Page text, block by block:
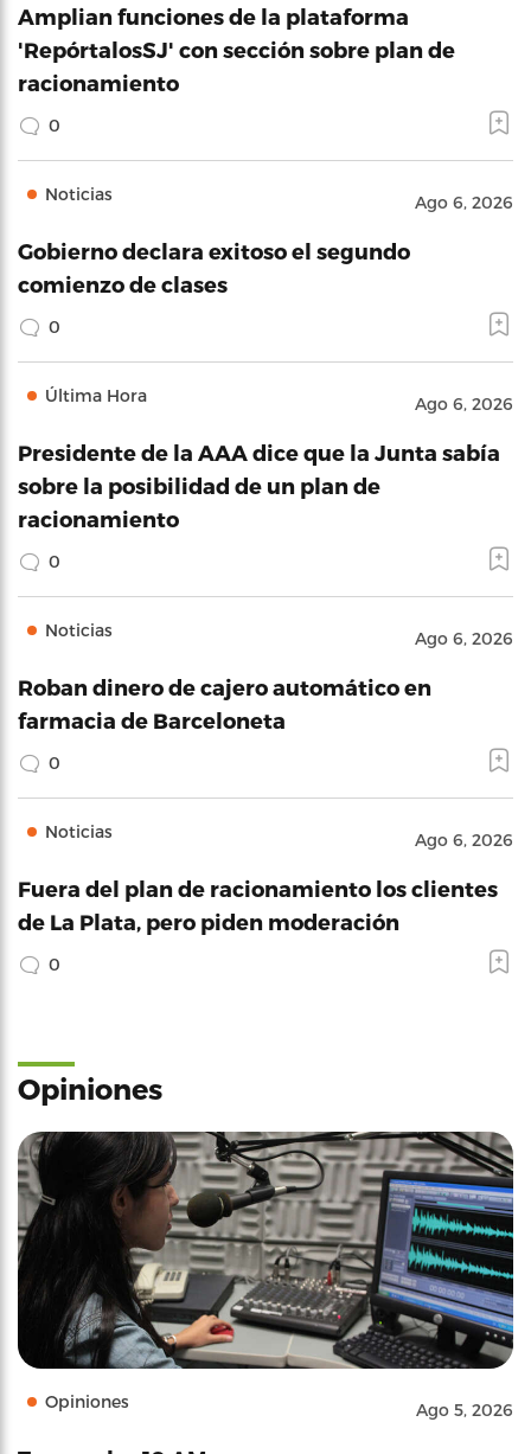
Amplian funciones de la plataforma
'RepórtalosSJ' con sección sobre plan de
racionamiento
0
Noticias Ago 6, 2026
Gobierno declara exitoso el segundo
comienzo de clases
0
Última Hora Ago 6, 2026
Presidente de la AAA dice que la Junta sabía
sobre la posibilidad de un plan de
racionamiento
0
Noticias Ago 6, 2026
Roban dinero de cajero automático en
farmacia de Barceloneta
0
Noticias Ago 6, 2026
Fuera del plan de racionamiento los clientes
de La Plata, pero piden moderación
0
Opiniones
Opiniones Ago 5, 2026